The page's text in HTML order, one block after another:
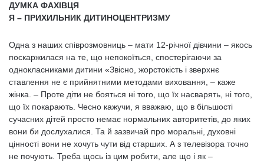
ДУМКА ФАХІВЦЯ
Я – ПРИХИЛЬНИК ДИТИНОЦЕНТРИЗМУ
Одна з наших співрозмовниць – мати 12-річної дівчини – якось
поскаржилася на те, що непокоїться, спостерігаючи за
однокласниками дитини «Звісно, жорстокість і зверхнє
ставлення не є прийнятними методами виховання, – каже
жінка. – Проте діти не бояться ні того, що їх насварять, ні того,
що їх покарають. Чесно кажучи, я вважаю, що в більшості
сучасних дітей просто немає нормальних авторитетів, до яких
вони би дослухалися. Та й зазвичай про моральні, духовні
цінності вони не хочуть чути від старших. А з телевізора точно
не почують. Треба щось із цим робити, але що і як –